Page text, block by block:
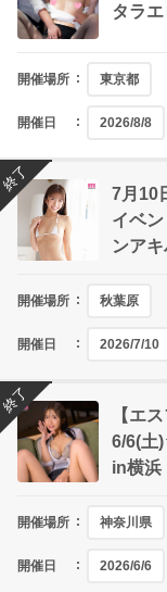
タラエ
開催場所 東京都
開催日 2026/8/8
7月10
イベ
ンア
開催場所 秋葉原
開催日 2026/7/10
終了
【エ
6/6(土
in横浜
開催場所 神奈川県
開催日 2026/6/6
終了